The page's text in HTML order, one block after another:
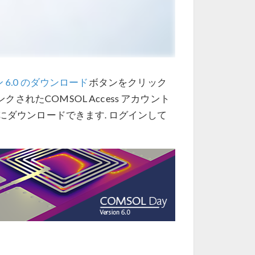
6.0 のダウンロード ボタンをクリック
されたCOMSOL Access アカウント
ダウンロードできます. ログインして